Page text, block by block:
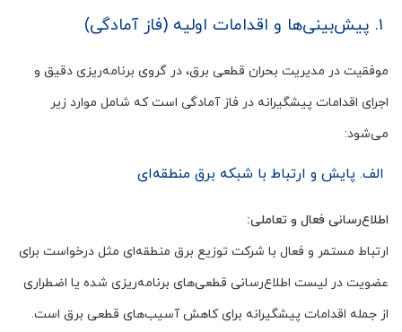
موفقیت در مدیریت بحران قطعی برق، در گروی برنامه‌ریزی دقیق و
اجرای اقدامات پیشگیرانه در فاز آمادگی است که شامل موارد زیر
می‌شود:
الف. پایش و ارتباط با شبکه برق منطقه‌ای
اطلاع‌رسانی فعال و تعاملی:
ارتباط مستمر و فعال با شرکت توزیع برق منطقه‌ای مثل درخواست برای
عضویت در لیست اطلاع‌رسانی قطعی‌های برنامه‌ریزی شده یا اضطراری
از جمله اقدامات پیشگیرانه برای کاهش آسیب‌های قطعی برق است.